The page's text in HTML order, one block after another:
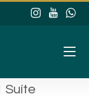
Suíte